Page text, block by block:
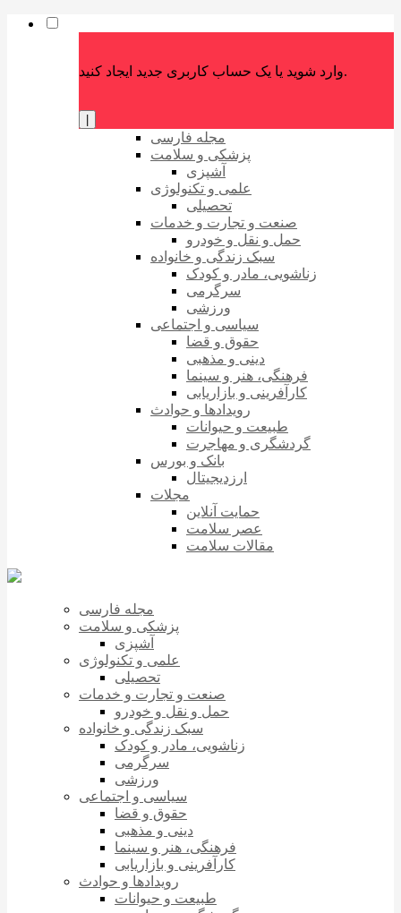
وارد شوید یا یک حساب کاربری جدید ایجاد کنید.
مجله فارسی
پزشکی و سلامت
آشپزی
علمی و تکنولوژی
تحصیلی
صنعت و تجارت و خدمات
حمل و نقل و خودرو
سبک زندگی و خانواده
زناشویی، مادر و کودک
سرگرمی
ورزشی
سیاسی و اجتماعی
حقوق و قضا
دینی و مذهبی
فرهنگی، هنر و سینما
کارآفرینی و بازاریابی
رویدادها و حوادث
طبیعت و حیوانات
گردشگری و مهاجرت
بانک و بورس
ارزدیجیتال
مجلات
حمایت آنلاین
عصر سلامت
مقالات سلامت
مجله فارسی
پزشکی و سلامت
آشپزی
علمی و تکنولوژی
تحصیلی
صنعت و تجارت و خدمات
حمل و نقل و خودرو
سبک زندگی و خانواده
زناشویی، مادر و کودک
سرگرمی
ورزشی
سیاسی و اجتماعی
حقوق و قضا
دینی و مذهبی
فرهنگی، هنر و سینما
کارآفرینی و بازاریابی
رویدادها و حوادث
طبیعت و حیوانات